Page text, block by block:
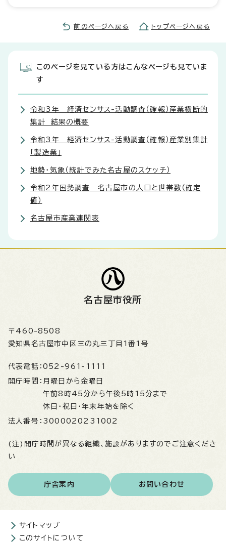
前のページへ戻る トップページへ戻る
このページを見ている方はこんなページも見ていま
す
令和3年 経済センサス-活動調査（確報）産業横断的
集計 結果の概要
令和3年 経済センサス-活動調査（確報）産業別集計
「製造業」
地勢・気象（統計でみた名古屋のスケッチ）
令和2年国勢調査 名古屋市の人口と世帯数（確定
値）
名古屋市産業連関表
名古屋市役所
〒460-8508
愛知県名古屋市中区三の丸三丁目1番1号
代表電話： 052-961-1111
開庁時間： 月曜日から金曜日
午前8時45分から午後5時15分まで
休日・祝日・年末年始を除く
法人番号： 3000020231002
(注)開庁時間が異なる組織、施設がありますのでご注意くださ
い
庁舎案内 お問い合わせ
サイトマップ
このサイトについて